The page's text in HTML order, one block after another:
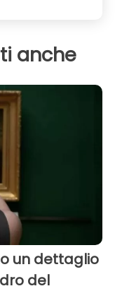
anche
un dettaglio
del